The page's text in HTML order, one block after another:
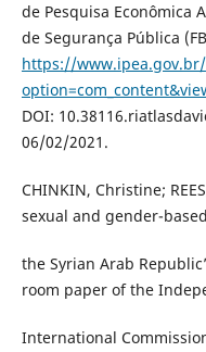
de Pesquisa Econômica
de Segurança Pública
https://
DOI:
06/02/2021.
CHINKIN, Christine;
sexual and gender-
the Syrian Arab
room paper of the
International